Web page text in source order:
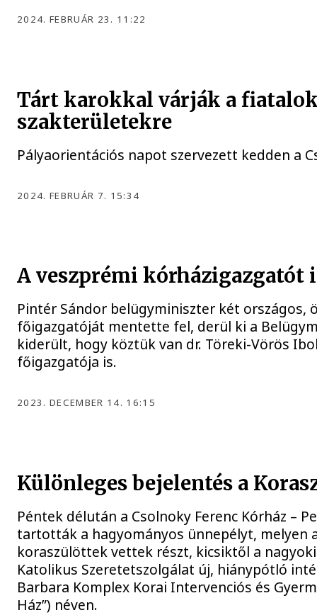
2024. FEBRUÁR 23. 11:22
Tárt karokkal várják a
szakterületekre
Pályaorientációs napot szervezett kedden a
2024. FEBRUÁR 7. 15:34
A veszprémi kórházigazgatót
Pintér Sándor belügyminiszter két országos,
főigazgatóját mentette fel, derül ki a
kiderült, hogy köztük van dr. Töreki-Vörös
főigazgatója is.
2023. DECEMBER 14. 16:15
Különleges bejelentés a
Péntek délután a Csolnoky Ferenc Kórház –
tartották a hagyományos ünnepélyt, melyen
koraszülöttek vettek részt, kicsiktől a
Katolikus Szeretetszolgálat új, hiánypótló
Barbara Komplex Korai Intervenciós és
Ház”) néven.